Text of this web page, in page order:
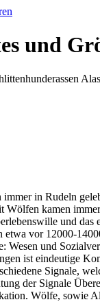
und
immer in Rudeln
Wölfen kamen
und das
vor 12000-
Wesen und
ist eindeutige
Signale,
der Signale
Wölfe, sowie